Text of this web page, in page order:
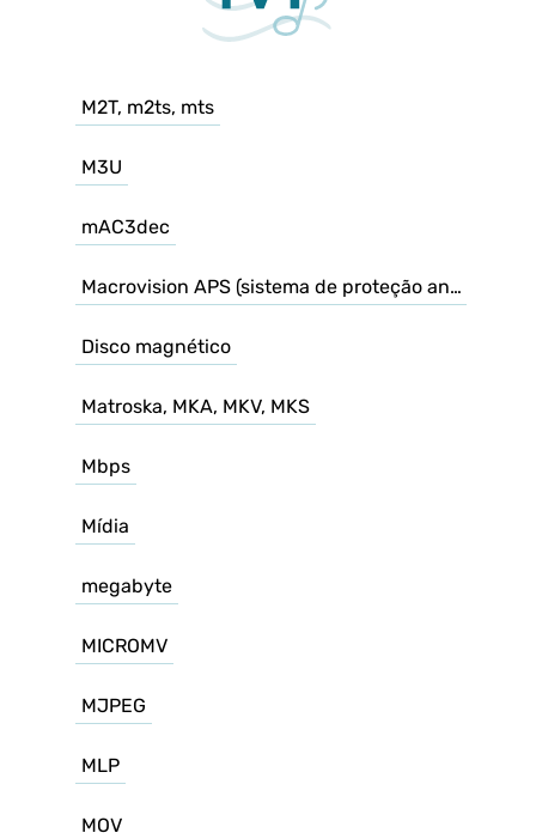
M2T, m2ts, mts
M3U
mAC3dec
Macrovision APS (sistema de proteção analógica)
Disco magnético
Matroska, MKA, MKV, MKS
Mbps
Mídia
megabyte
MICROMV
MJPEG
MLP
MOV